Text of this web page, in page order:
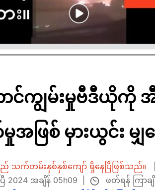
င်ကျွမ်းမှုဗီဒီယိုကို အီ
ဖြစ် မှားယွင်း မျှ
သက်တမ်းနှစ်နှစ်ကျော် ရှိနေပြီဖြစ်သည်။
2024 အချိန် 05h09
ဖတ်ရန် ကြာခ